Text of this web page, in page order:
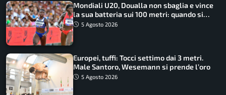
Mondiali U20, Doualla non sbaglia e vince
la sua batteria sui 100 metri: quando si
disputano le finali
5 Agosto 2026
Europei, tuffi: Tocci settimo dai 3 metri.
Male Santoro, Wesemann si prende l’oro
5 Agosto 2026